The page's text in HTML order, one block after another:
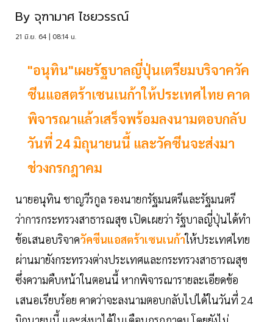
By จุฑามาศ ไชยวรรณ์
21 มิ.ย. 64 | 08:14 น.
"อนุทิน"เผยรัฐบาลญี่ปุ่นเตรียมบริจาควัค
ซีนแอสตร้าเซนเนก้าให้ประเทศไทย คาด
พิจารณาแล้วเสร็จพร้อมลงนามตอบกลับ
วันที่ 24 มิถุนายนนี้ และวัคซีนจะส่งมา
ช่วงกรกฎาคม
นายอนุทิน ชาญวีรกูล รองนายกรัฐมนตรีและรัฐมนตรี
ว่าการกระทรวงสาธารณสุข เปิดเผยว่า รัฐบาลญี่ปุ่นได้ทำ
ข้อเสนอบริจาควัคซีนแอสตร้าเซนเนก้าให้ประเทศไทย
ผ่านมายังกระทรวงต่างประเทศและกระทรวงสาธารณสุข
ซึ่งความคืบหน้าในตอนนี้ หากพิจารณารายละเอียดข้อ
เสนอเรียบร้อย คาดว่าจะลงนามตอบกลับไปได้ในวันที่ 24